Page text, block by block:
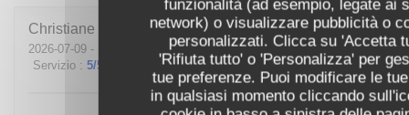
funzionalità (ad esempio, legate ai
network) o visualizzare pubblicità o
personalizzati. Clicca su 'Accetta
'Rifiuta tutto' o 'Personalizza' per
tue preferenze. Puoi modificare le
in qualsiasi momento cliccando
Christiane
2026-07-09 - 20:00 - Ospiti 3
Servizio : 5/5 : 5/5 Cucina: 4/5 Qualità / Prezzo: 3/5